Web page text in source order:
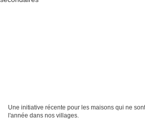
Une initiative récente pour les maisons qui ne
l'année dans nos villages.